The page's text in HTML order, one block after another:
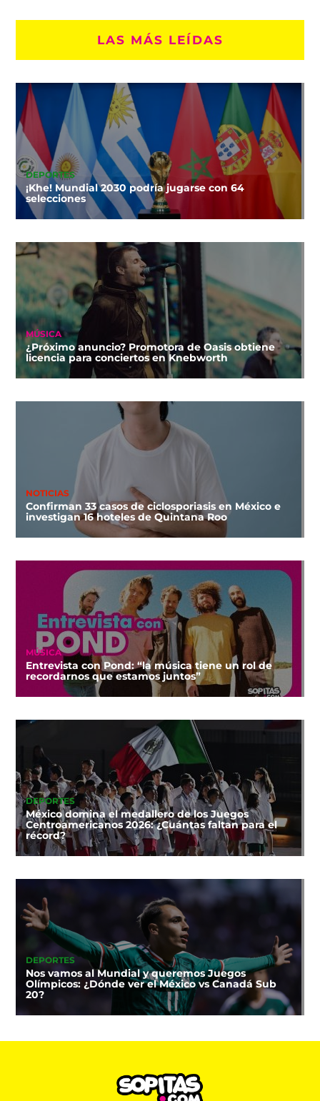
LAS MÁS LEÍDAS
DEPORTES
¡Khe! Mundial 2030 podría jugarse con 64
selecciones
MÚSICA
¿Próximo anuncio? Promotora de Oasis obtiene
licencia para conciertos en Knebworth
NOTICIAS
Confirman 33 casos de ciclosporiasis en México e
investigan 16 hoteles de Quintana Roo
MÚSICA
Entrevista con Pond: “la música tiene un rol de
recordarnos que estamos juntos”
DEPORTES
México domina el medallero de los Juegos
Centroamericanos 2026: ¿Cuántas faltan para el
récord?
DEPORTES
Nos vamos al Mundial y queremos Juegos
Olímpicos: ¿Dónde ver el México vs Canadá Sub
20?